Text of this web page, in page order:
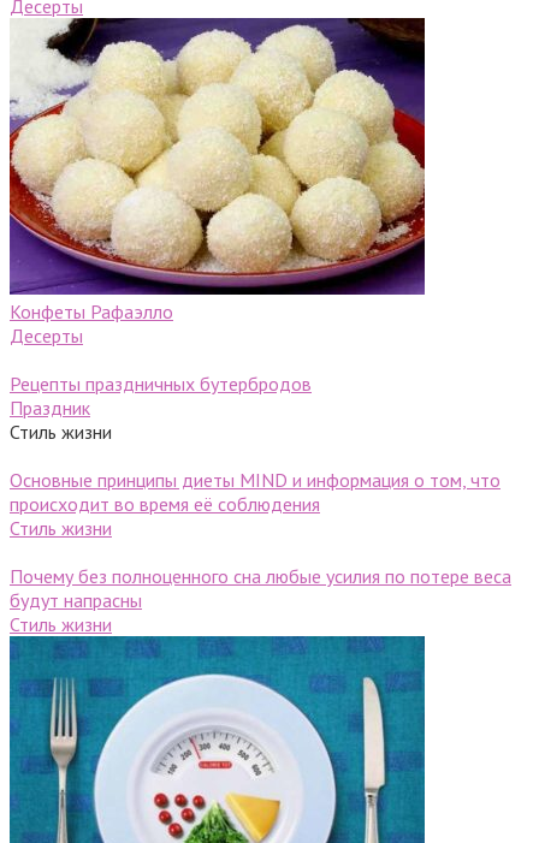
Десерты
Конфеты Рафаэлло
Десерты
Рецепты праздничных бутербродов
Праздник
Стиль жизни
Основные принципы диеты MIND и информация о том, что
происходит во время её соблюдения
Стиль жизни
Почему без полноценного сна любые усилия по потере веса
будут напрасны
Стиль жизни